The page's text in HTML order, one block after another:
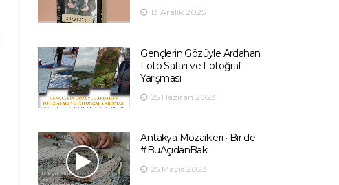
13 Aralık 2025
Gençlerin Gözüyle Ardahan
Foto Safari ve Fotoğraf
Yarışması
25 Haziran 2023
Antakya Mozaikleri · Bir de
#BuAçıdanBak
25 Mayıs 2023